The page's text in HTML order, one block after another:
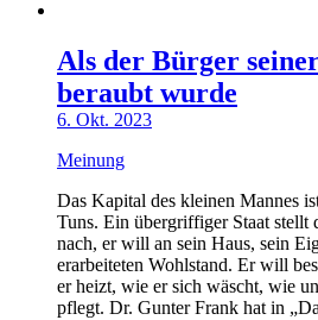
Als der Bürger
beraubt wurde
6. Okt. 2023
Meinung
Das Kapital des kleinen Mannes
Tuns. Ein übergriffiger Staat stellt
nach, er will an sein Haus, sein
erarbeiteten Wohlstand. Er will
er heizt, wie er sich wäscht, wie
pflegt. Dr. Gunter Frank hat in